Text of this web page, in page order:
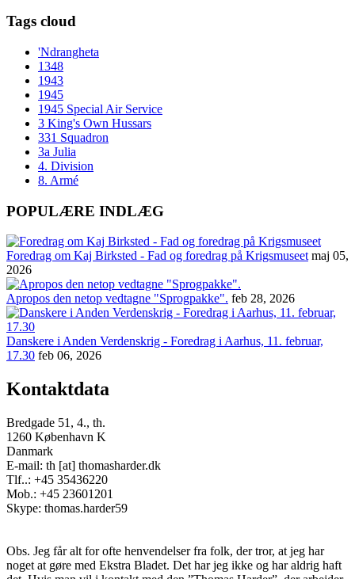
Tags cloud
'Ndrangheta
1348
1943
1945
1945 Special Air Service
3 King's Own Hussars
331 Squadron
3a Julia
4. Division
8. Armé
POPULÆRE INDLÆG
Foredrag om Kaj Birksted - Fad og foredrag på Krigsmuseet maj 05,
2026
Apropos den netop vedtagne "Sprogpakke". feb 28, 2026
Danskere i Anden Verdenskrig - Foredrag i Aarhus, 11. februar,
17.30 feb 06, 2026
Kontaktdata
Bredgade 51, 4., th.
1260 København K
Danmark
E-mail: th [at] thomasharder.dk
Tlf..: +45 35436220
Mob.: +45 23601201
Skype: thomas.harder59
Obs. Jeg får alt for ofte henvendelser fra folk, der tror, at jeg har
noget at gøre med Ekstra Bladet. Det har jeg ikke og har aldrig haft